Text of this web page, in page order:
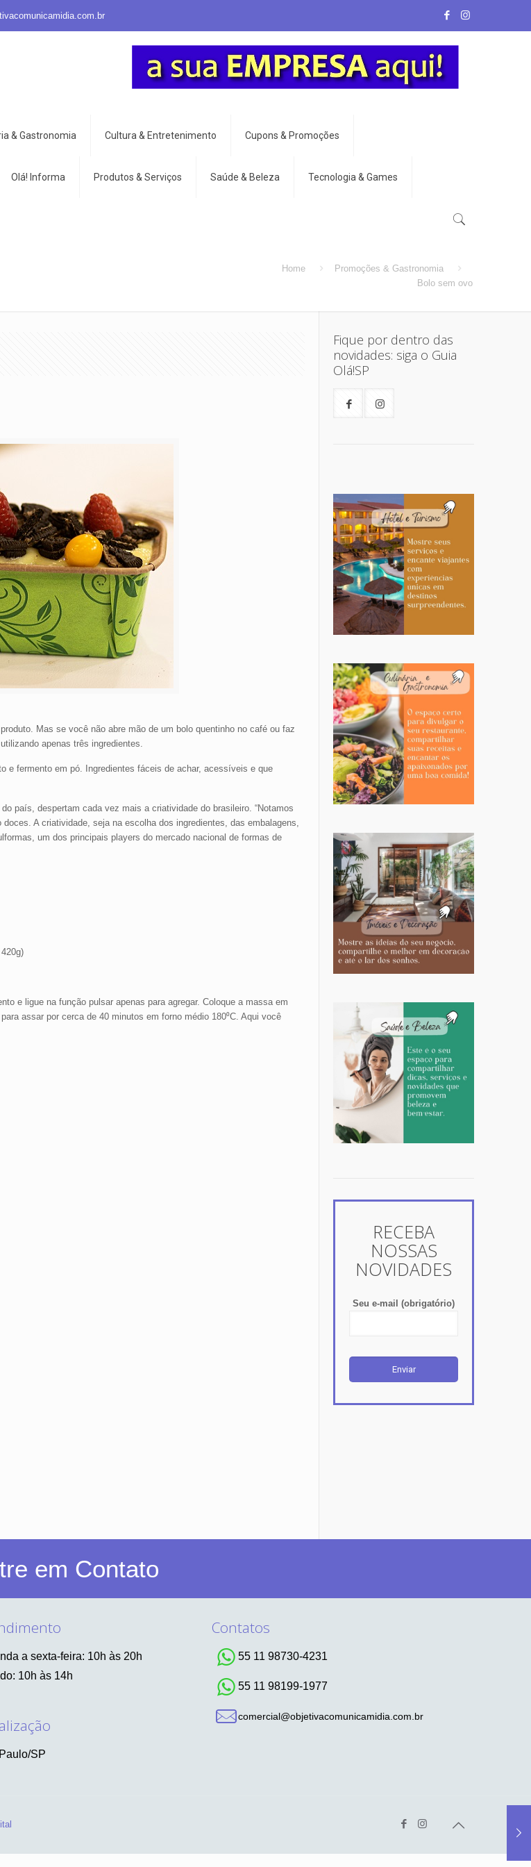
& Gastronomia Cultura & Entretenimento Cupons & Promoções
Olá! Informa Produtos & Serviços Saúde & Beleza Tecnologia & Games
Home
Promoções & Gastronomia
Bolo sem ovo
Mas se você não abre mão de um bolo quentinho no café ou faz
apenas três ingredientes.
e fermento em pó. Ingredientes fáceis de achar, acessíveis e que
país, despertam cada vez mais a criatividade do brasileiro. “Notamos
A criatividade, seja na escolha dos ingredientes, das embalagens,
um dos principais players do mercado nacional de formas de
e ligue na função pulsar apenas para agregar. Coloque a massa em
assar por cerca de 40 minutos em forno médio 180⁰C. Aqui você
Fique por dentro das
novidades: siga o Guia
Olá!SP
RECEBA
NOSSAS
NOVIDADES
Seu e-mail (obrigatório)
em Contato
a sexta-feira: 10h às 20h
10h às 14h
SP
Contatos
55 11 98730-4231
55 11 98199-1977
comercial@objetivacomunicamidia.com.br